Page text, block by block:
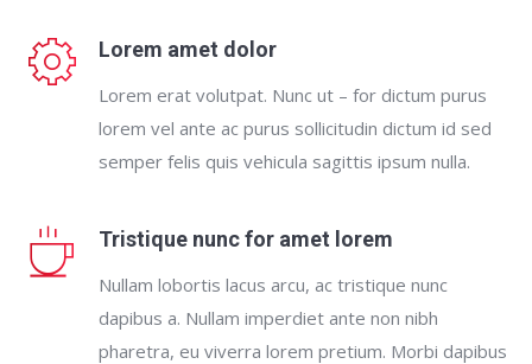
Lorem amet dolor
Lorem erat volutpat. Nunc ut – for dictum purus
lorem vel ante ac purus sollicitudin dictum id sed
semper felis quis vehicula sagittis ipsum nulla.
Tristique nunc for amet lorem
Nullam lobortis lacus arcu, ac tristique nunc
dapibus a. Nullam imperdiet ante non nibh
pharetra, eu viverra lorem pretium. Morbi dapibus